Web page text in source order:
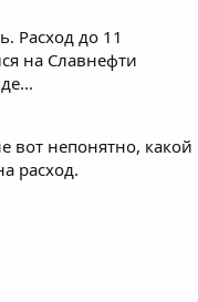
Расход до 11
на Славнефти
вот непонятно, какой
расход.